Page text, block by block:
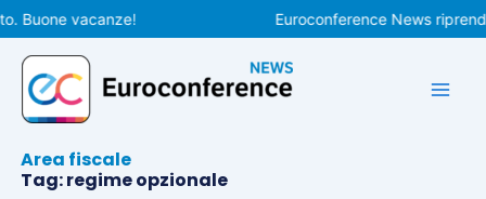
Vai
al
contenuto
Buone vacanze! Euroconference News
Area fiscale
Tag: regime opzionale